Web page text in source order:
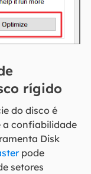
rígido
do disco é
a confiabilidade
Disk
pode
setores